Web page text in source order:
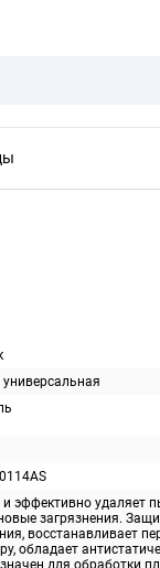
и эффективно удаляет
загрязнения.
восстанавливает
обладает
для обработки